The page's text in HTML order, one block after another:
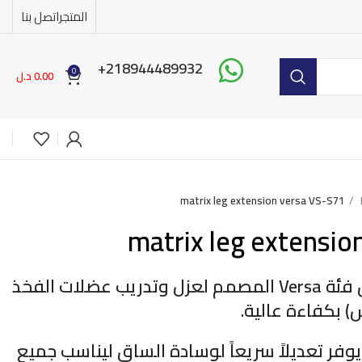
المتجراتصل بنا
218944489932+
0
0.00د.ل
matrix leg extension versa VS-S71
matrix leg
جهاز رفرفة الأرجل من فئة Versa المصمم لعزل وتدريب عضلات الفخذ
بكفاءة عالية.
تعديلاً سريعاً لوسادة الساق ليناسب جميع